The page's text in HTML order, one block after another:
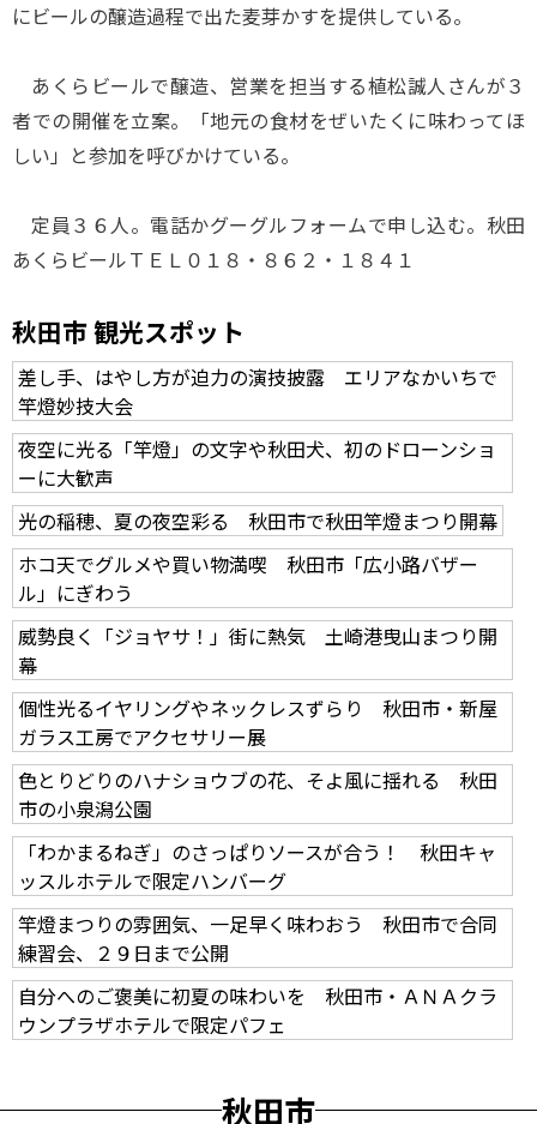
にビールの醸造過程で出た麦芽かすを提供している。
あくらビールで醸造、営業を担当する植松誠人さんが３
者での開催を立案。「地元の食材をぜいたくに味わってほ
しい」と参加を呼びかけている。
定員３６人。電話かグーグルフォームで申し込む。秋田
あくらビールＴＥＬ０１８・８６２・１８４１
秋田市 観光スポット
差し手、はやし方が迫力の演技披露 エリアなかいちで
竿燈妙技大会
夜空に光る「竿燈」の文字や秋田犬、初のドローンショ
ーに大歓声
光の稲穂、夏の夜空彩る 秋田市で秋田竿燈まつり開幕
ホコ天でグルメや買い物満喫 秋田市「広小路バザー
ル」にぎわう
威勢良く「ジョヤサ！」街に熱気 土崎港曳山まつり開
幕
個性光るイヤリングやネックレスずらり 秋田市・新屋
ガラス工房でアクセサリー展
色とりどりのハナショウブの花、そよ風に揺れる 秋田
市の小泉潟公園
「わかまるねぎ」のさっぱりソースが合う！ 秋田キャ
ッスルホテルで限定ハンバーグ
竿燈まつりの雰囲気、一足早く味わおう 秋田市で合同
練習会、２９日まで公開
自分へのご褒美に初夏の味わいを 秋田市・ＡＮＡクラ
ウンプラザホテルで限定パフェ
秋田市